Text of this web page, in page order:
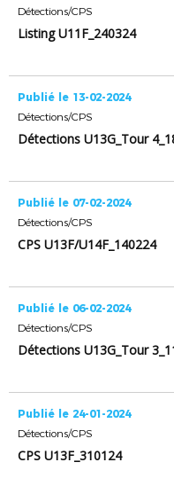
Détections/CPS
Listing U11F_240324
Publié le 13-02-2024
Détections/CPS
Détections U13G_Tour
Publié le 07-02-2024
Détections/CPS
CPS U13F/U14F_140224
Publié le 06-02-2024
Détections/CPS
Détections U13G_Tour
Publié le 24-01-2024
Détections/CPS
CPS U13F_310124